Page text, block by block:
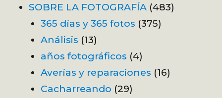
SOBRE LA FOTOGRAFÍA (483)
365 días y 365 fotos (375)
Análisis (13)
años fotográficos (4)
Averías y reparaciones (16)
Cacharreando (29)